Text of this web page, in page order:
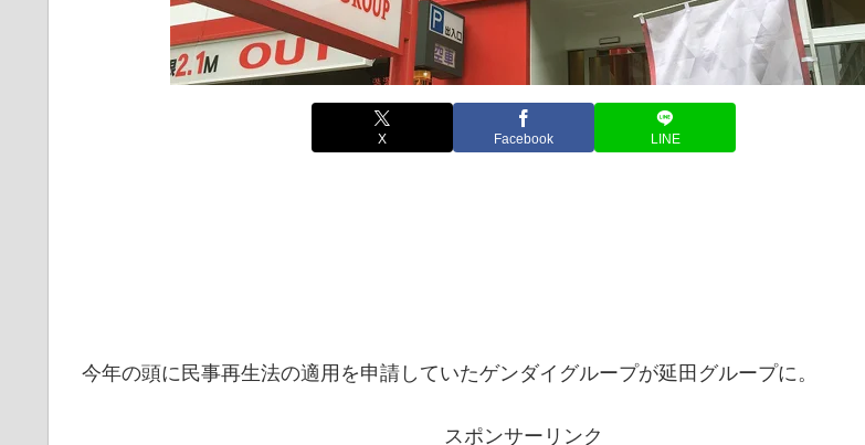
X Facebook LINE
今年の頭に民事再生法の適用を申請していたゲンダイグループが延田グループに。
スポンサーリンク